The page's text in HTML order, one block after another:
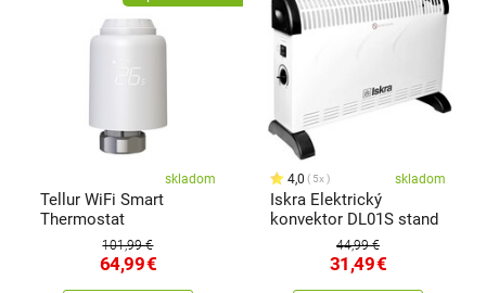
skladom
Tellur WiFi Smart
Thermostat
101,99 €
64,99€
4,0 5x skladom
Iskra Elektrický
konvektor DL01S stand
44,99 €
31,49€